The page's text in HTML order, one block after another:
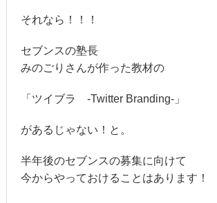
それなら！！！
セブンスの塾長
みのごりさんが作った教材の
「ツイブラ -Twitter Branding-」
があるじゃない！と。
半年後のセブンスの募集に向けて
今からやっておけることはあります！